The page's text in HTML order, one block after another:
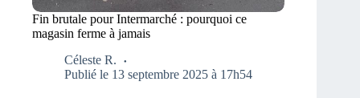
Fin brutale pour Intermarché : pourquoi ce
magasin ferme à jamais
Céleste R.
Publié le 13 septembre 2025 à 17h54